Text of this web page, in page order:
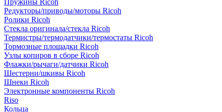
Пружины Ricoh
Редукторы/приводы/моторы Ricoh
Ролики Ricoh
Стекла оригинала/стекла Ricoh
Термистры/термодатчики/термостаты Ricoh
Тормозные площадки Ricoh
Узлы копиров в сборе Ricoh
Флажки/рычаги/датчики Ricoh
Шестерни/шкивы Ricoh
Шнеки Ricoh
Электронные компоненты Ricoh
Riso
Кольца